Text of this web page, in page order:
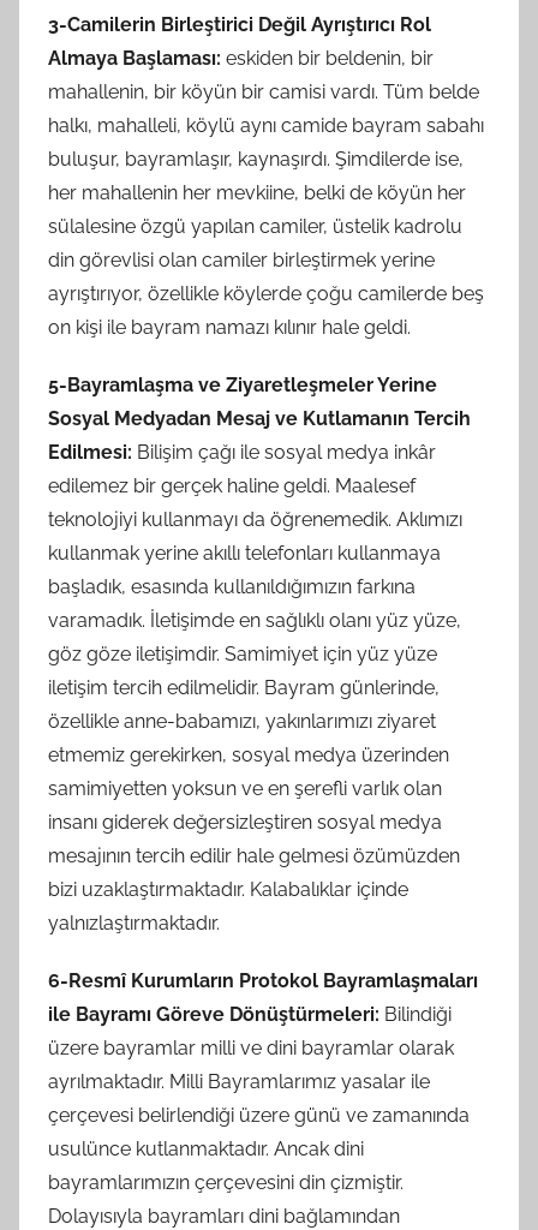
3-Camilerin Birleştirici Değil Ayrıştırıcı Rol
Almaya Başlaması: eskiden bir beldenin, bir
mahallenin, bir köyün bir camisi vardı. Tüm belde
halkı, mahalleli, köylü aynı camide bayram sabahı
buluşur, bayramlaşır, kaynaşırdı. Şimdilerde ise,
her mahallenin her mevkiine, belki de köyün her
sülalesine özgü yapılan camiler, üstelik kadrolu
din görevlisi olan camiler birleştirmek yerine
ayrıştırıyor, özellikle köylerde çoğu camilerde beş
on kişi ile bayram namazı kılınır hale geldi.
5-Bayramlaşma ve Ziyaretleşmeler Yerine
Sosyal Medyadan Mesaj ve Kutlamanın Tercih
Edilmesi: Bilişim çağı ile sosyal medya inkâr
edilemez bir gerçek haline geldi. Maalesef
teknolojiyi kullanmayı da öğrenemedik. Aklımızı
kullanmak yerine akıllı telefonları kullanmaya
başladık, esasında kullanıldığımızın farkına
varamadık. İletişimde en sağlıklı olanı yüz yüze,
göz göze iletişimdir. Samimiyet için yüz yüze
iletişim tercih edilmelidir. Bayram günlerinde,
özellikle anne-babamızı, yakınlarımızı ziyaret
etmemiz gerekirken, sosyal medya üzerinden
samimiyetten yoksun ve en şerefli varlık olan
insanı giderek değersizleştiren sosyal medya
mesajının tercih edilir hale gelmesi özümüzden
bizi uzaklaştırmaktadır. Kalabalıklar içinde
yalnızlaştırmaktadır.
6-Resmî Kurumların Protokol Bayramlaşmaları
ile Bayramı Göreve Dönüştürmeleri: Bilindiği
üzere bayramlar milli ve dini bayramlar olarak
ayrılmaktadır. Milli Bayramlarımız yasalar ile
çerçevesi belirlendiği üzere günü ve zamanında
usulünce kutlanmaktadır. Ancak dini
bayramlarımızın çerçevesini din çizmiştir.
Dolayısıyla bayramları dini bağlamından